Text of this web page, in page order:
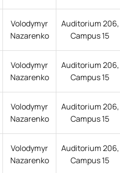
Volodymyr
Nazarenko
Auditorium 206,
Campus 15
Volodymyr
Nazarenko
Auditorium 206,
Campus 15
Volodymyr
Nazarenko
Auditorium 206,
Campus 15
Volodymyr
Nazarenko
Auditorium 206,
Campus 15